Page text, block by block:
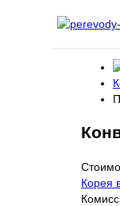
Корея